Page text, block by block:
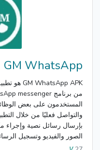
GM WhatsApp
المستخدمون على بعض
والتواصل فعليًا من خلال
بإرسال رسائل نصية وإجراء
الصور والفيديو وتسجيل